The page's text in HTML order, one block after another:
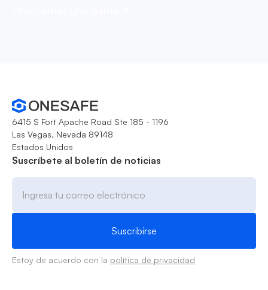
6415 S Fort Apache Road Ste 185 - 1196
Las Vegas, Nevada 89148
Estados Unidos
Suscríbete al boletín de noticias
Estoy de acuerdo con la política de privacidad